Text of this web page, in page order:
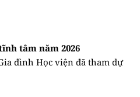
tâm năm 2026
đình Học viện đã tham dự